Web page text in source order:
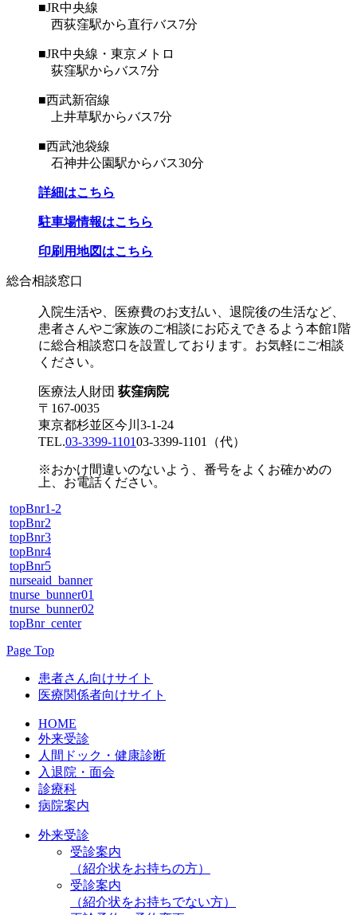
■JR中央線
西荻窪駅から直行バス7分
■JR中央線・東京メトロ
荻窪駅からバス7分
■西武新宿線
上井草駅からバス7分
■西武池袋線
石神井公園駅からバス30分
詳細はこちら
駐車場情報はこちら
印刷用地図はこちら
総合相談窓口
入院生活や、医療費のお支払い、退院後の生活など、
患者さんやご家族のご相談にお応えできるよう本館1階
に総合相談窓口を設置しております。お気軽にご相談
ください。
医療法人財団 荻窪病院
〒167-0035
東京都杉並区今川3-1-24
TEL.03-3399-110103-3399-1101 （代）
※おかけ間違いのないよう、番号をよくお確かめの
上、お電話ください。
topBnr1-2
topBnr2
topBnr3
topBnr4
topBnr5
nurseaid_banner
tnurse_bunner01
tnurse_bunner02
topBnr_center
Page Top
患者さん向けサイト
医療関係者向けサイト
HOME
外来受診
人間ドック・健康診断
入退院・面会
診療科
病院案内
外来受診
受診案内
（紹介状をお持ちの方）
受診案内
（紹介状をお持ちでない方）